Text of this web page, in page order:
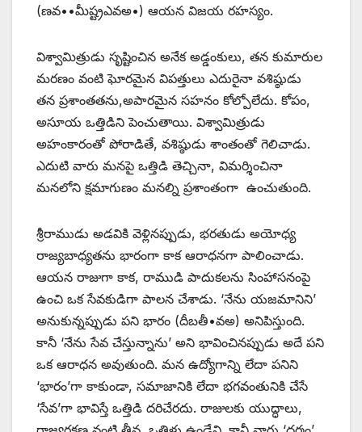
(ణవ••మీష్ట్రఎవఅ•) ఆయన విజయ రహస్యం.
విశ్వామిత్రుడు సృష్టించిన అనేక అడ్డంకులు, తన కుమారుల
మరణం వంటి ఘోరమైన విపత్తులు ఎదురైనా వశిష్ఠుడు
తన ప్రశాంతతను,అపారమైన సహనం కోల్పోలేదు. కోపం,
అసూయ ఒత్తిడిని పెంచుతాయి. విశ్వామిత్రుడు
అహంకారంతో పోరాడితే, వశిష్ఠుడు శాంతంతో గెలిచాడు.
ఎదుటి వారు మనపై ఒత్తిడి తెచ్చినా, విమర్శించినా
మనలోని క్షమాగుణం మనల్ని ప్రశాంతంగా ఉంచుతుంది.
శ్రీరాముడు అడవికి వెళ్లినప్పుడు, భరతుడు అయోధ్య
రాజ్యబాధ్యతను భారంగా కాక ఆరాధనగా పాలించాడు.
ఆయన రాజుగా కాక, రాముడి పాదుకలను సింహాసనంపై
ఉంచి ఒక సేవకుడిగా పాలన చేశాడు. ‘నేను యజమానిని’
అనుకున్నప్పుడు పని భారం (దీబతీ•వఅ) అనిపిస్తుంది.
కానీ ‘నేను సేవ చేస్తున్నాను’ అని భావించినప్పుడు అదే పని
ఒక ఆరాధన అవుతుంది. మన ఉద్యోగాన్ని లేదా పనిని
‘భారం’గా కాకుండా, సమాజానికి లేదా భగవంతునికి చేసే
‘సేవ’గా భావిస్తే ఒత్తిడి దరిచేరదు. రాజులకు యుద్ధాలు,